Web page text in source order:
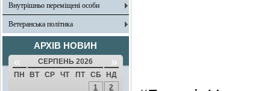
Внутрішньо переміщені особи
Ветеранська політика
АРХІВ НОВИН
« СЕРПЕНЬ 2026 »
ПН ВТ СР ЧТ ПТ СБ
НД
1
2